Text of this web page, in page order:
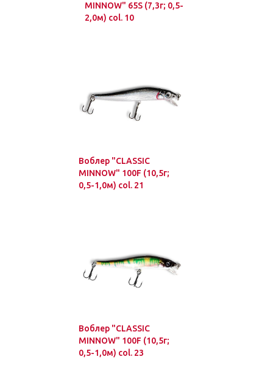
MINNOW" 65S (7,3г; 0,5-
2,0м) col. 10
Воблер "CLASSIC
MINNOW" 100F (10,5г;
0,5-1,0м) col. 21
Воблер "CLASSIC
MINNOW" 100F (10,5г;
0,5-1,0м) col. 23